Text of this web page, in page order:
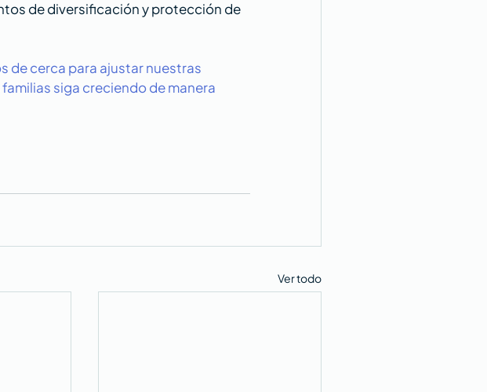
de diversificación y protección de
de cerca para ajustar nuestras
siga creciendo de manera
Ver todo